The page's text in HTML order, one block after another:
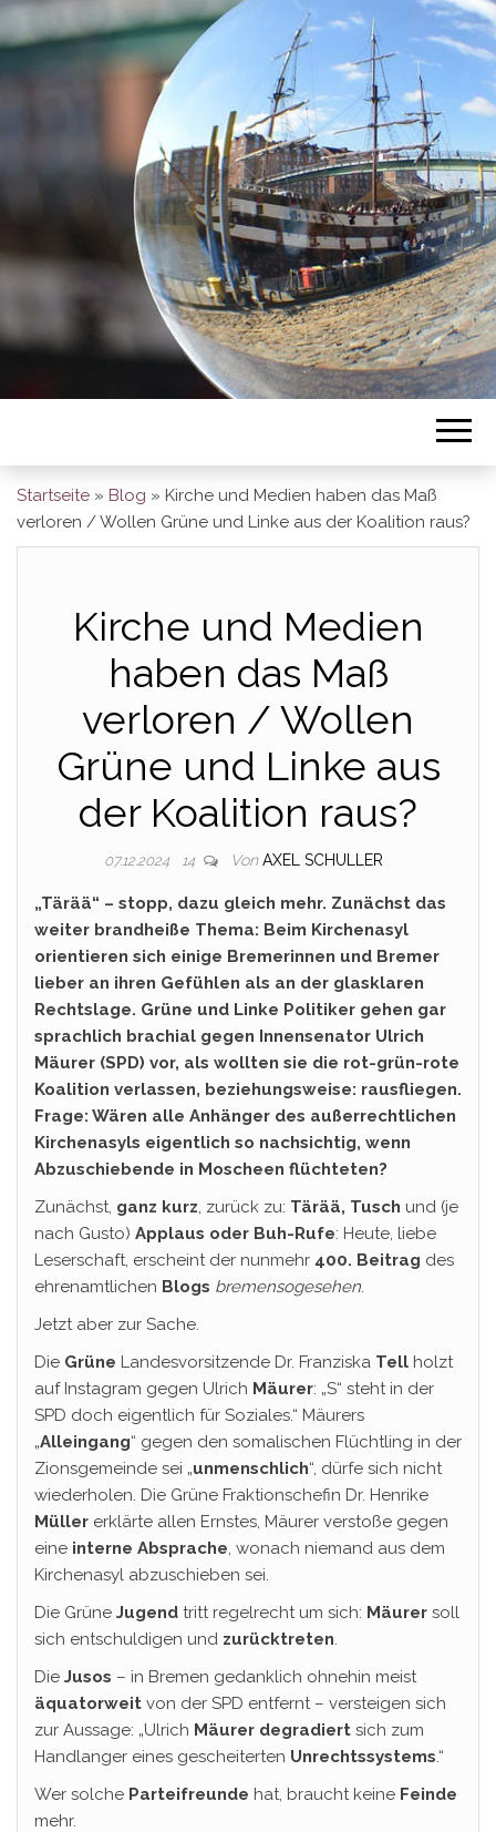
BREMEN SO
GESEHEN
Startseite » Blog » Kirche und Medien haben das Maß
verloren / Wollen Grüne und Linke aus der Koalition raus?
Kirche und Medien
haben das Maß
verloren / Wollen
Grüne und Linke aus
der Koalition raus?
07.12.2024 14 Von AXEL SCHULLER
„Tärää“ – stopp, dazu gleich mehr. Zunächst das
weiter brandheiße Thema: Beim Kirchenasyl
orientieren sich einige Bremerinnen und Bremer
lieber an ihren Gefühlen als an der glasklaren
Rechtslage. Grüne und Linke Politiker gehen gar
sprachlich brachial gegen Innensenator Ulrich
Mäurer (SPD) vor, als wollten sie die rot-grün-rote
Koalition verlassen, beziehungsweise: rausfliegen.
Frage: Wären alle Anhänger des außerrechtlichen
Kirchenasyls eigentlich so nachsichtig, wenn
Abzuschiebende in Moscheen flüchteten?
Zunächst, ganz kurz, zurück zu: Tärää, Tusch und (je
nach Gusto) Applaus oder Buh-Rufe: Heute, liebe
Leserschaft, erscheint der nunmehr 400. Beitrag des
ehrenamtlichen Blogs bremensogesehen.
Jetzt aber zur Sache.
Die Grüne Landesvorsitzende Dr. Franziska Tell holzt
auf Instagram gegen Ulrich Mäurer: „S“ steht in der
SPD doch eigentlich für Soziales.“ Mäurers
„Alleingang“ gegen den somalischen Flüchtling in der
Zionsgemeinde sei „unmenschlich“, dürfe sich nicht
wiederholen. Die Grüne Fraktionschefin Dr. Henrike
Müller erklärte allen Ernstes, Mäurer verstoße gegen
eine interne Absprache, wonach niemand aus dem
Kirchenasyl abzuschieben sei.
Die Grüne Jugend tritt regelrecht um sich: Mäurer soll
sich entschuldigen und zurücktreten.
Die Jusos – in Bremen gedanklich ohnehin meist
äquatorweit von der SPD entfernt – versteigen sich
zur Aussage: „Ulrich Mäurer degradiert sich zum
Handlanger eines gescheiterten Unrechtssystems.“
Wer solche Parteifreunde hat, braucht keine Feinde
mehr.